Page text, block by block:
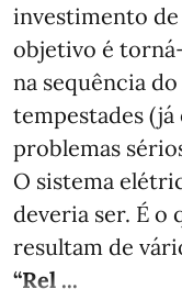
investimento de
objetivo é
na sequência do
tempestades (já
problemas
O sistema
deveria ser. É o
resultam de
“Rel ...